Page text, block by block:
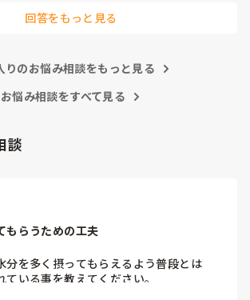
時間ながらその時間は正直正社より働いてくれ
回答をもっと見る
りのお悩み相談をもっと見る
お悩み相談をすべて見る
談
もらうための工夫
分を多く摂ってもらえるよう普段とは
いる事を教えてください。